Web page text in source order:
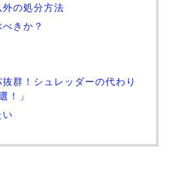
の処分方法
きか？
群！シュレッダーの代わり
！」
い